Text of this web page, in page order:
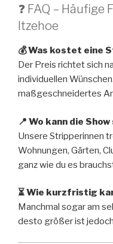
❓ FAQ –
Itzehoe
💰 Was kostet eine
Der Preis richtet sich
individuellen
maßgeschneidertes
📍 Wo kann die
Unsere Stripperinnen
Wohnungen, Gärten,
ganz wie du es
⏳ Wie kurzfristig
Manchmal sogar am
desto größer ist